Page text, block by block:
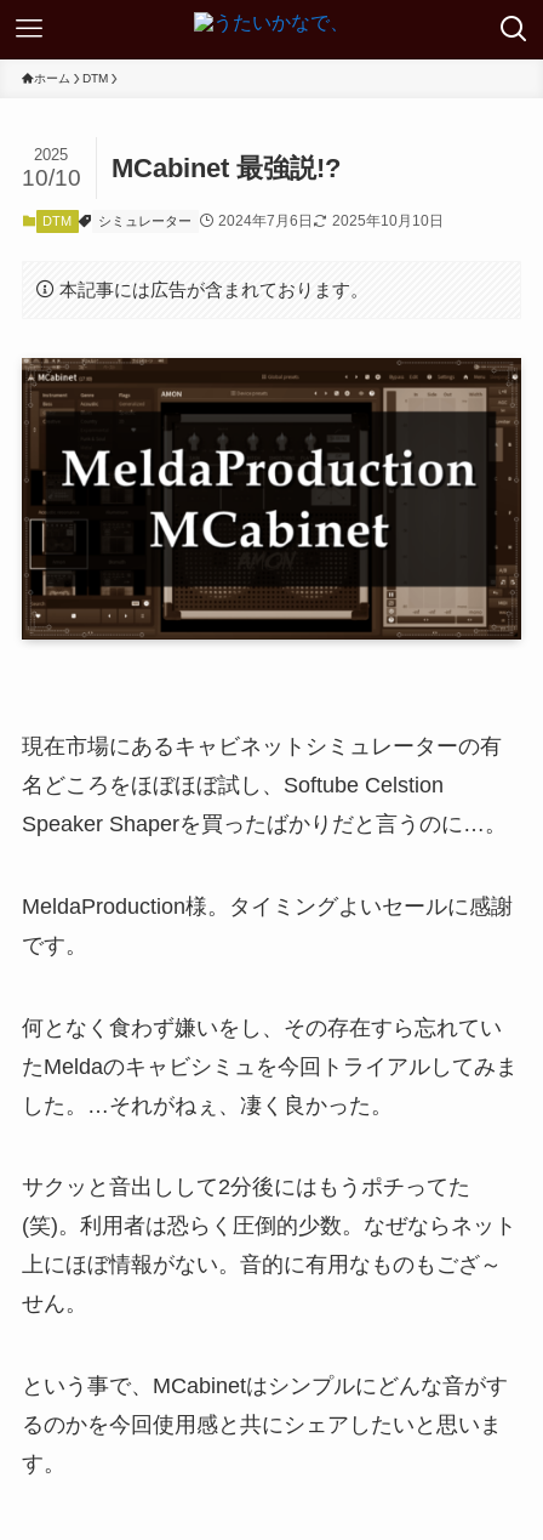
ホーム DTM
MCabinet 最強説!?
2025
10/10
DTM シミュレーター 2024年7月6日 2025年10月10日
本記事には広告が含まれております。
現在市場にあるキャビネットシミュレーターの有
名どころをほぼほぼ試し、Softube Celstion
Speaker Shaperを買ったばかりだと言うのに…。
MeldaProduction様。タイミングよいセールに感謝
です。
何となく食わず嫌いをし、その存在すら忘れてい
たMeldaのキャビシミュを今回トライアルしてみま
した。…それがねぇ、凄く良かった。
サクッと音出しして2分後にはもうポチってた
(笑)。利用者は恐らく圧倒的少数。なぜならネット
上にほぼ情報がない。音的に有用なものもござ～
せん。
という事で、MCabinetはシンプルにどんな音がす
るのかを今回使用感と共にシェアしたいと思いま
す。